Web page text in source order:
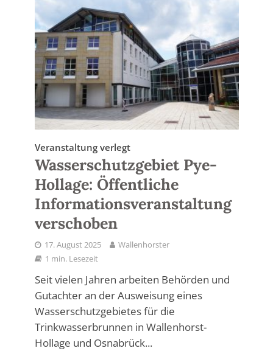
Veranstaltung verlegt
Wasserschutzgebiet Pye-
Hollage: Öffentliche
Informationsveranstaltung
verschoben
17. August 2025
Wallenhorster
1 min. Lesezeit
Seit vielen Jahren arbeiten Behörden und
Gutachter an der Ausweisung eines
Wasserschutzgebietes für die
Trinkwasserbrunnen in Wallenhorst-
Hollage und Osnabrück...